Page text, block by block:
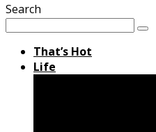
Search
That’s Hot
Life